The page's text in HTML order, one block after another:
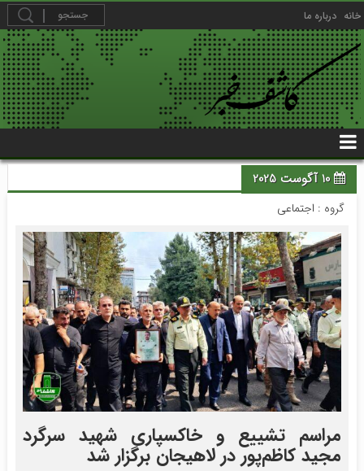
خانه درباره ما
10 آگوست 2025
گروه : اجتماعی
مراسم تشییع و خاکسپاری شهید سرگرد
مجید کاظم‌پور در لاهیجان برگزار شد